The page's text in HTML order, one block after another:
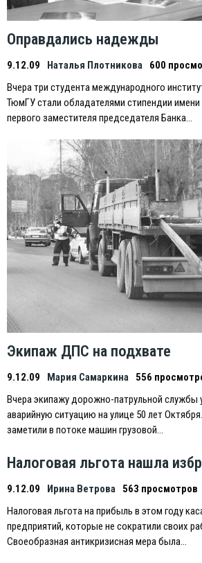
Оправдались надежды
9.12.09 Наталья Плотникова
600
Вчера три студента международного
ТюмГУ стали обладателями стипендии
первого заместителя председателя Банка…
Экипаж ДПС на подхвате
9.12.09 Мария Самаркина 556
Вчера экипажу дорожно-патрульной службы
аварийную ситуацию на улице 50 лет
заметили в потоке машин грузовой…
Налоговая льгота нашла
9.12.09 Ирина Ветрова 563 просмотров
Налоговая льгота на прибыль в этом году
предприятий, которые не сократили своих
Своеобразная антикризисная мера была…